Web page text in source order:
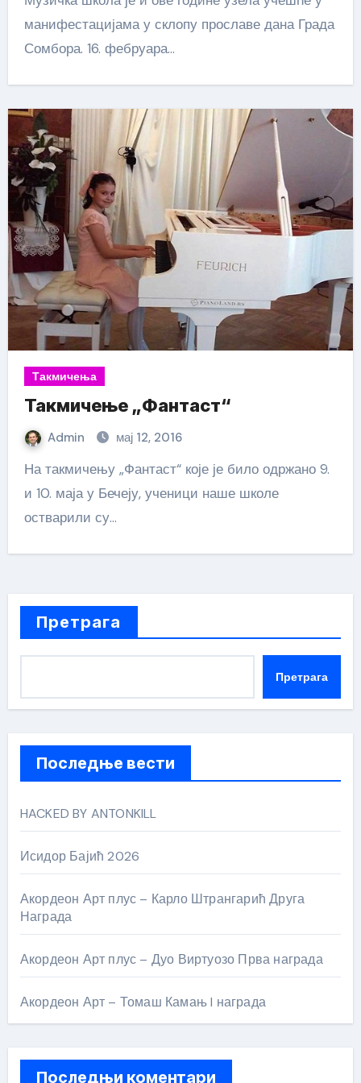
манифестацијама у склопу прославе дана Града
Сомбора. 16. фебруара…
Такмичења
Такмичење „Фантаст“
Admin мај 12, 2016
На такмичењу „Фантаст“ које је било одржано 9.
и 10. маја у Бечеју, ученици наше школе
остварили су…
Претрага
Претрага
Последње вести
HACKED BY ANTONKILL
Исидор Бајић 2026
Акордеон Арт плус – Карло Штрангарић Друга
Награда
Акордеон Арт плус – Дуо Виртуозо Прва награда
Акордеон Арт – Томаш Камањ I награда
Последњи коментари